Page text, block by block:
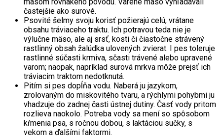
častejšie ako surové.
Psovité šelmy svoju korisť požierajú celú, vrátane
obsahu tráviaceho traktu. Ich potravou teda nie je
výlučne mäso, ale aj srsť, kosti či čiastočne strávený
rastlinný obsah žalúdka ulovených zvierat. I pes toleruje
rastlinné súčasti krmiva, sčasti trávené alebo upravené
varom; naopak, napríklad surová mrkva môže prejsť ich
tráviacim traktom nedotknutá.
Pitím si pes dopĺňa vodu. Naberá ju jazykom,
zrolovaným do miskovitého tvaru, a rýchlymi pohybmi ju
vhadzuje do zadnej časti ústnej dutiny. Časť vody pritom
rozlieva naokolo. Potreba vody sa mení so spôsobom
kŕmenia psa, s ročnou dobou, s laktáciou sučky, s
vekom a ďalšími faktormi.